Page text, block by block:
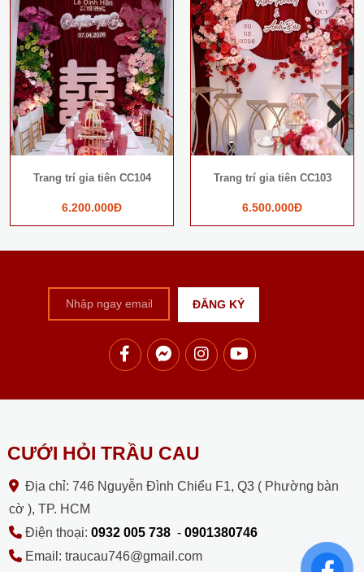
Trang trí gia tiên CC104
6.200.000Đ
Trang trí gia tiên CC103
6.500.000Đ
Next
CƯỚI HỎI TRẦU CAU
Địa chỉ: 746 Nguyễn Đình Chiểu F1, Q3 ( Phường bàn
cờ ), TP. HCM
Điện thoại: 0932 005 738- 0901380746
Email: traucau746@gmail.com